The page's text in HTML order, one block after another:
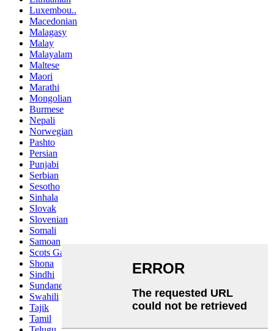
Luxembou..
Macedonian
Malagasy
Malay
Malayalam
Maltese
Maori
Marathi
Mongolian
Burmese
Nepali
Norwegian
Pashto
Persian
Punjabi
Serbian
Sesotho
Sinhala
Slovak
Slovenian
Somali
Samoan
Scots Gaelic
Shona
Sindhi
Sundanese
Swahili
Tajik
Tamil